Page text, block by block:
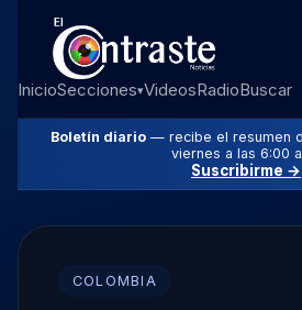
InicioSecciones▾VideosRadioBuscar
Boletín diario — recibe el resumen
viernes a las 6:00
Suscribirme →
COLOMBIA